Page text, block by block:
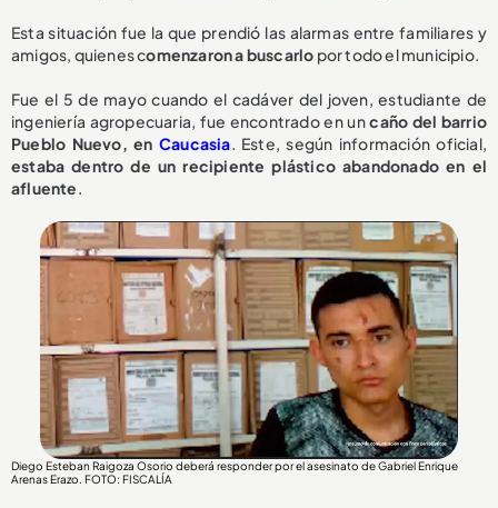
Esta situación fue la que prendió las alarmas entre familiares y
amigos, quienes comenzaron a buscarlo por todo el municipio.
Fue el 5 de mayo cuando el cadáver del joven, estudiante de
ingeniería agropecuaria, fue encontrado en uncaño del barrio
Pueblo Nuevo, en Caucasia. Este, según información oficial,
estaba dentro de un recipiente plástico abandonado en el
afluente.
Diego Esteban Raigoza Osorio deberá responder por el asesinato de Gabriel Enrique
Arenas Erazo . FOTO: FISCALÍA